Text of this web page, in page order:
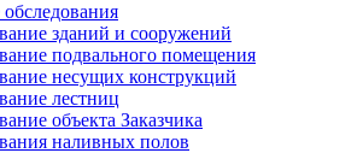
зданий и сооружений
подвального помещения
несущих конструкций
лестниц
объекта Заказчика
наливных полов